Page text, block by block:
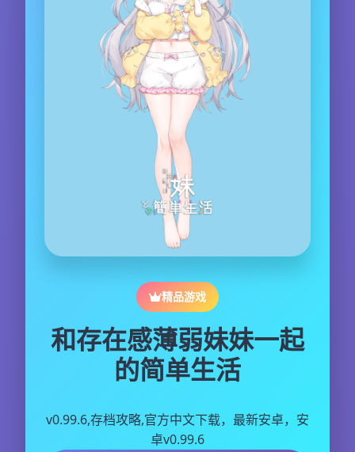
精品游戏
和存在感薄弱妹妹一起
的简单生活
v0.99.6,存档攻略,官方中文下载，最新安卓，安
卓v0.99.6